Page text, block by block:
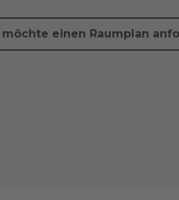
möchte einen Raumplan